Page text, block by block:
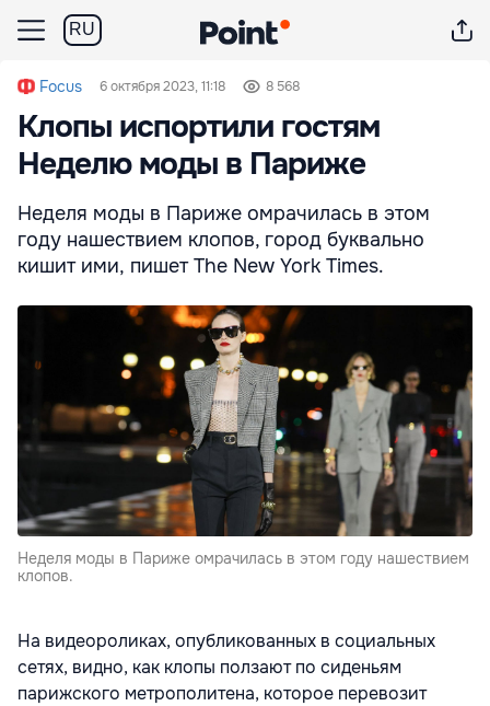
RU
Focus 6 октября 2023, 11:18 8 568
Клопы испортили гостям
Неделю моды в Париже
Неделя моды в Париже омрачилась в этом
году нашествием клопов, город буквально
кишит ими, пишет The New York Times.
Неделя моды в Париже омрачилась в этом году нашествием
клопов.
На видеороликах, опубликованных в социальных
сетях, видно, как клопы ползают по сиденьям
парижского метрополитена, которое перевозит